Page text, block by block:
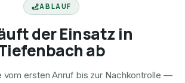
ABLAUF
der Einsatz in
ab
vom ersten Anruf bis zur Nachkontrolle —